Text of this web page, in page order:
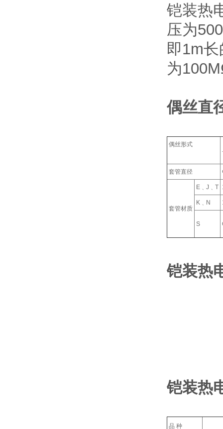
铠装热
压为
即1m
为
偶丝直
偶丝形式
套管直径
套管材质
E﹑J﹑T
K﹑N
S
铠装热
铠装热
品 种